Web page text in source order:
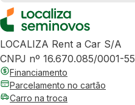
LOCALIZA Rent a Car S/A
CNPJ nº 16.670.085/0001-55
Financiamento
Parcelamento no cartão
Carro na troca